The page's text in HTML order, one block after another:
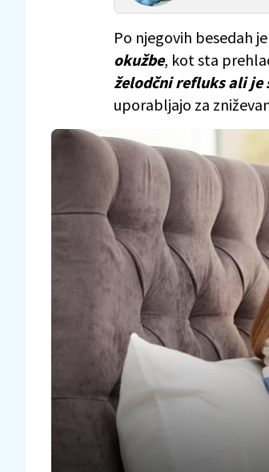
Po njegovih besedah je
okužbe, kot sta
želodčni refluks ali
uporabljajo za